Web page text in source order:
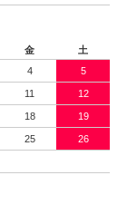
金
土
4 5
11 12
18 19
25 26